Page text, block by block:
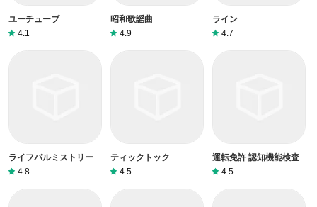
ユーチューブ
4.1
昭和歌謡曲
4.9
ライン
4.7
ライフパルミストリー
4.8
ティックトック
4.5
運転免許 認知機能検査
4.5